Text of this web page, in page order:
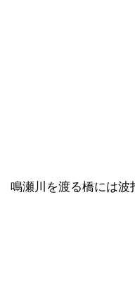
鳴瀬川を渡る橋には波